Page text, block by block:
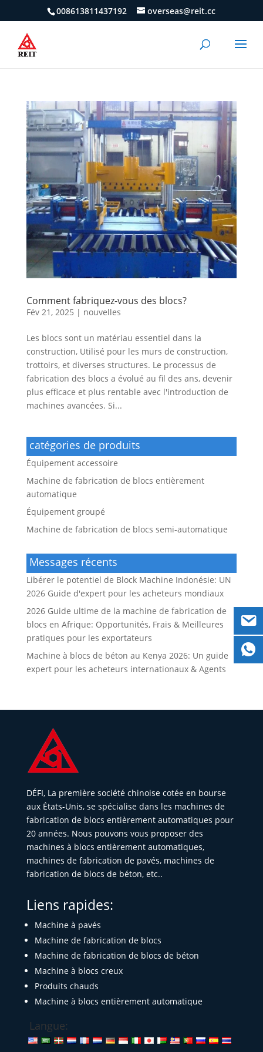
008613811437192 overseas@reit.cc
Comment fabriquez-vous des blocs?
Fév 21, 2025 | nouvelles
Les blocs sont un matériau essentiel dans la
construction, Utilisé pour les murs de construction,
trottoirs, et diverses structures. Le processus de
fabrication des blocs a évolué au fil des ans, devenir
plus efficace et plus rentable avec l'introduction de
machines avancées. Si...
catégories de produits
Équipement accessoire
Machine de fabrication de blocs entièrement
automatique
Équipement groupé
Machine de fabrication de blocs semi-automatique
Messages récents
Libérer le potentiel de Block Machine Indonésie: UN
2026 Guide d'expert pour les acheteurs mondiaux
2026 Guide ultime de la machine de fabrication de
blocs en Afrique: Opportunités, Frais & Meilleures
pratiques pour les exportateurs
Machine à blocs de béton au Kenya 2026: Un guide
expert pour les acheteurs internationaux & Agents
DÉFI, La première société chinoise cotée en bourse
aux États-Unis, se spécialise dans les machines de
fabrication de blocs entièrement automatiques pour
20 années. Nous pouvons vous proposer des
machines à blocs entièrement automatiques,
machines de fabrication de pavés, machines de
fabrication de blocs de béton, etc..
Liens rapides:
Machine à pavés
Machine de fabrication de blocs
Machine de fabrication de blocs de béton
Machine à blocs creux
Produits chauds
Machine à blocs entièrement automatique
Langue: